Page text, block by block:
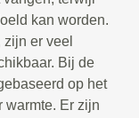
kan worden.
er veel
Bij de
op het
warmte. Er zijn